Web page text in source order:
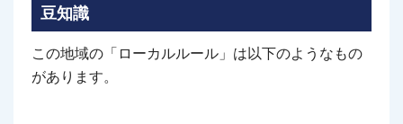
豆知識
この地域の「ローカルルール」は以下のようなもの
があります。